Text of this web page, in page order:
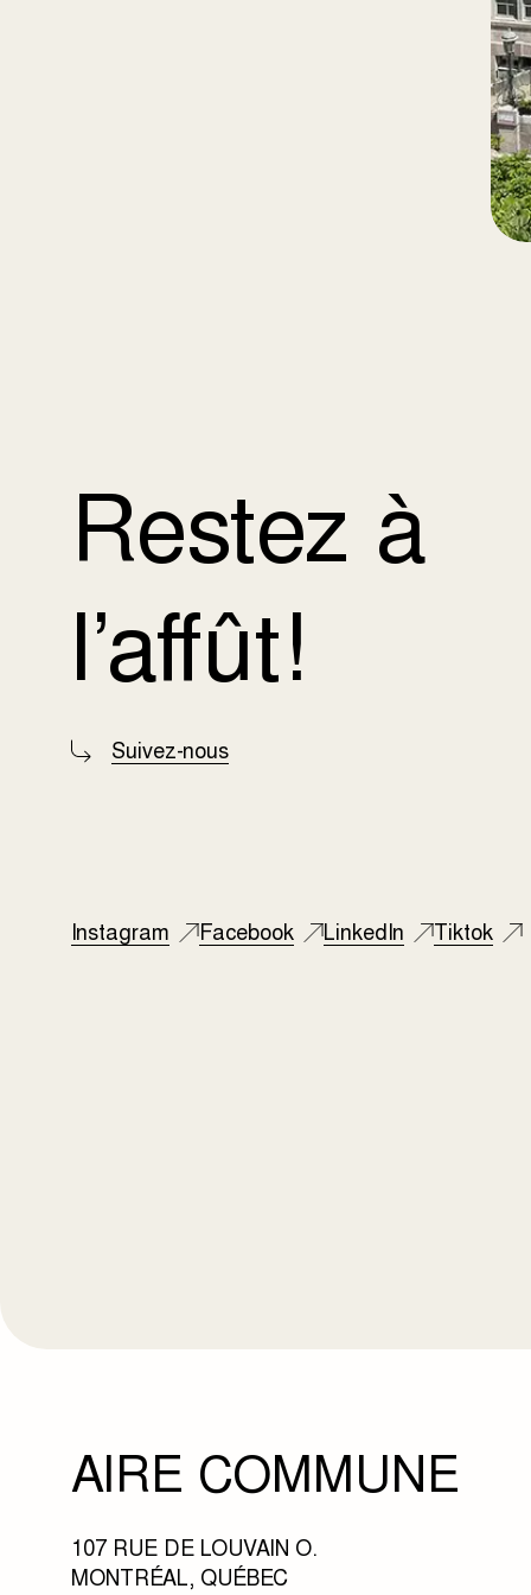
Restez à
l’affût!
Suivez-nous
Instagram Facebook LinkedIn Tiktok
AIRE COMMUNE
107 RUE DE LOUVAIN O.
MONTRÉAL, QUÉBEC